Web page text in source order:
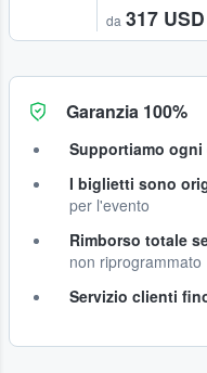
da 317 USD
Garanzia 100%
Supportiamo
I biglietti sono
per l'evento
Rimborso totale
non riprogrammato
Servizio clienti